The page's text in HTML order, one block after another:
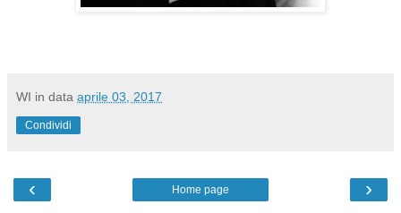
WI in data aprile 03, 2017
Condividi
‹ ›
Home page